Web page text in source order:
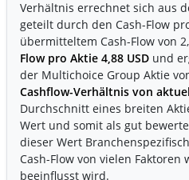
Verhältnis errechnet sich aus
geteilt durch den Cash-Flow
übermitteltem Cash-Flow von
Flow pro Aktie 4,88 USD und
der Multichoice Group Aktie
Cashflow-Verhältnis von
Durchschnitt eines breiten
Wert und somit als gut
dieser Wert
Cash-Flow von vielen Faktoren
beeinflusst wird.